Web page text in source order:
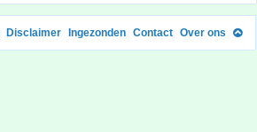
Disclaimer Ingezonden Contact Over ons